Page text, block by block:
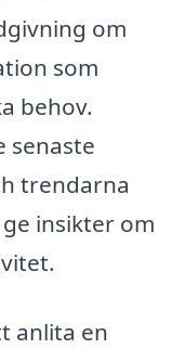
om
som
behov.
senaste
trendarna
insikter om
anlita en